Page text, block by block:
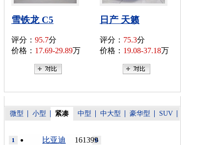
雪铁龙 C5
评分： 95.7分
价格： 17.69-29.89万
日产 天籁
评分： 75.3分
价格： 19.08-37.18万
微型 小型 紧凑 中型 中大型 豪华型 SUV
161399
比亚迪